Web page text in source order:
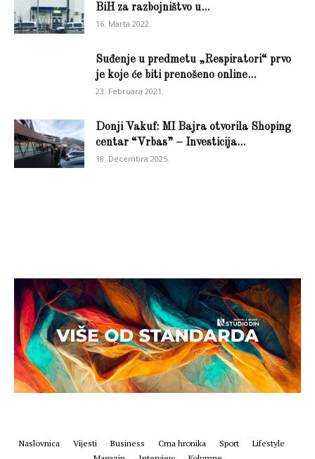
BiH za razbojništvo u...
16. Marta 2022.
Suđenje u predmetu „Respiratori“ prvo
je koje će biti prenošeno online...
23. Februara 2021.
Donji Vakuf: MI Bajra otvorila Shoping
centar “Vrbas” – Investicija...
18. Decembra 2025.
Naslovnica Vijesti Business Crna hronika Sport
Lifestyle